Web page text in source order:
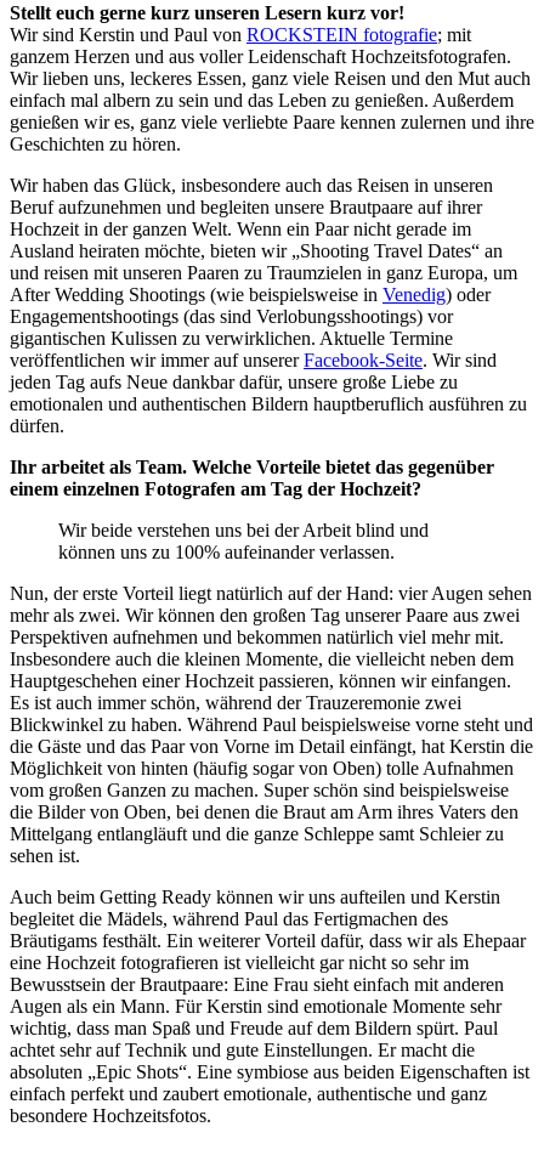
Stellt euch gerne kurz unseren Lesern kurz vor!
Wir sind Kerstin und Paul von ROCKSTEIN fotografie; mit
ganzem Herzen und aus voller Leidenschaft Hochzeitsfotografen.
Wir lieben uns, leckeres Essen, ganz viele Reisen und den Mut auch
einfach mal albern zu sein und das Leben zu genießen. Außerdem
genießen wir es, ganz viele verliebte Paare kennen zulernen und ihre
Geschichten zu hören.
Wir haben das Glück, insbesondere auch das Reisen in unseren
Beruf aufzunehmen und begleiten unsere Brautpaare auf ihrer
Hochzeit in der ganzen Welt. Wenn ein Paar nicht gerade im
Ausland heiraten möchte, bieten wir „Shooting Travel Dates“ an
und reisen mit unseren Paaren zu Traumzielen in ganz Europa, um
After Wedding Shootings (wie beispielsweise in Venedig) oder
Engagementshootings (das sind Verlobungsshootings) vor
gigantischen Kulissen zu verwirklichen. Aktuelle Termine
veröffentlichen wir immer auf unsererFacebook-Seite. Wir sind
jeden Tag aufs Neue dankbar dafür, unsere große Liebe zu
emotionalen und authentischen Bildern hauptberuflich ausführen zu
dürfen.
Ihr arbeitet als Team. Welche Vorteile bietet das gegenüber
einem einzelnen Fotografen am Tag der Hochzeit?
Wir beide verstehen uns bei der Arbeit blind und
können uns zu 100% aufeinander verlassen.
Nun, der erste Vorteil liegt natürlich auf der Hand: vier Augen sehen
mehr als zwei. Wir können den großen Tag unserer Paare aus zwei
Perspektiven aufnehmen und bekommen natürlich viel mehr mit.
Insbesondere auch die kleinen Momente, die vielleicht neben dem
Hauptgeschehen einer Hochzeit passieren, können wir einfangen.
Es ist auch immer schön, während der Trauzeremonie zwei
Blickwinkel zu haben. Während Paul beispielsweise vorne steht und
die Gäste und das Paar von Vorne im Detail einfängt, hat Kerstin die
Möglichkeit von hinten (häufig sogar von Oben) tolle Aufnahmen
vom großen Ganzen zu machen. Super schön sind beispielsweise
die Bilder von Oben, bei denen die Braut am Arm ihres Vaters den
Mittelgang entlangläuft und die ganze Schleppe samt Schleier zu
sehen ist.
Auch beim Getting Ready können wir uns aufteilen und Kerstin
begleitet die Mädels, während Paul das Fertigmachen des
Bräutigams festhält. Ein weiterer Vorteil dafür, dass wir als Ehepaar
eine Hochzeit fotografieren ist vielleicht gar nicht so sehr im
Bewusstsein der Brautpaare: Eine Frau sieht einfach mit anderen
Augen als ein Mann. Für Kerstin sind emotionale Momente sehr
wichtig, dass man Spaß und Freude auf dem Bildern spürt. Paul
achtet sehr auf Technik und gute Einstellungen. Er macht die
absoluten „Epic Shots“. Eine symbiose aus beiden Eigenschaften ist
einfach perfekt und zaubert emotionale, authentische und ganz
besondere Hochzeitsfotos.